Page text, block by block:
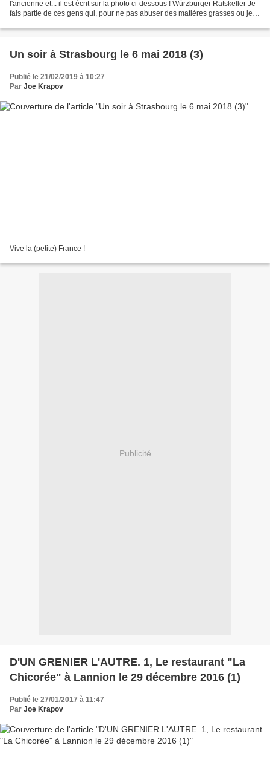
l'ancienne et... il est écrit sur la photo ci-dessous ! Würzburger Ratskeller Je
fais partie de ces gens qui, pour ne pas abuser des matières grasses ou je
Un soir à Strasbourg le 6 mai 2018 (3)
Publié le 21/02/2019 à 10:27
Par Joe Krapov
Vive la (petite) France !
Publicité
D'UN GRENIER L'AUTRE. 1, Le restaurant "La
Chicorée" à Lannion le 29 décembre 2016 (1)
Publié le 27/01/2017 à 11:47
Par Joe Krapov